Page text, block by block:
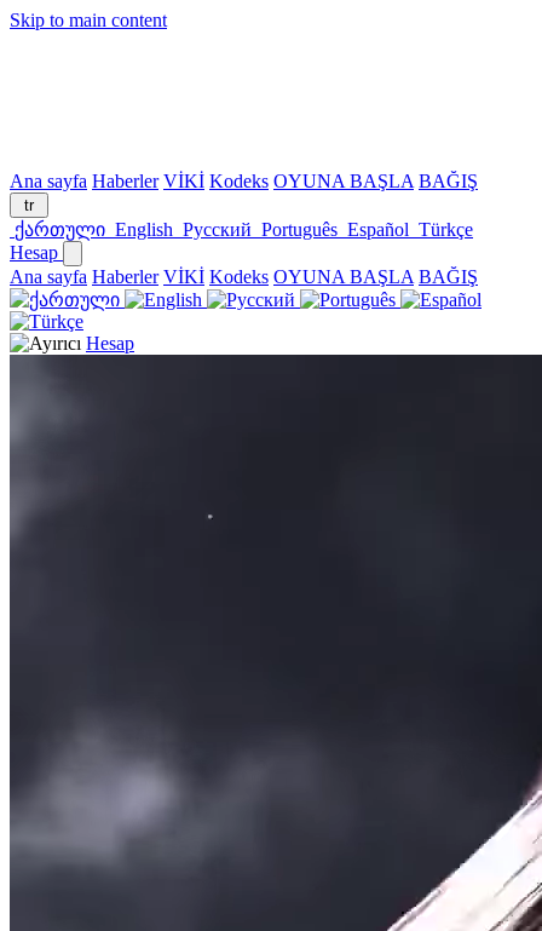
Skip to main content
Ana sayfa Haberler VİKİ Kodeks OYUNA BAŞLA BAĞIŞ
tr
ქართული English Русский Português Español Türkçe
Hesap
Ana sayfa Haberler VİKİ Kodeks OYUNA BAŞLA BAĞIŞ
Hesap